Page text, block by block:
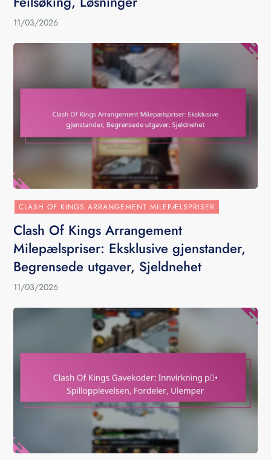
11/03/2026
CLASH OF KINGS ARRANGEMENT MILEPÆLSPRISER
Clash Of Kings Arrangement
Milepælspriser: Eksklusive gjenstander,
Begrensede utgaver, Sjeldnehet
11/03/2026